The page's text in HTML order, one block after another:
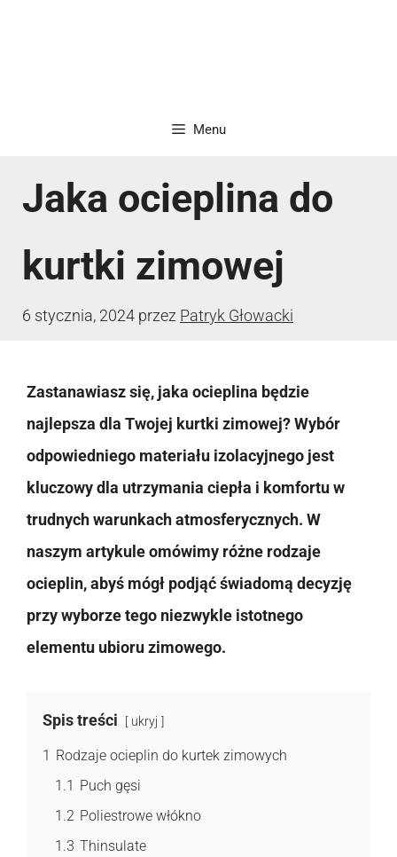
Menu
Jaka ocieplina do
kurtki zimowej
6 stycznia, 2024 przez Patryk Głowacki
Zastanawiasz się, jaka ocieplina będzie
najlepsza dla Twojej kurtki zimowej? Wybór
odpowiedniego materiału izolacyjnego jest
kluczowy dla utrzymania ciepła i komfortu w
trudnych warunkach atmosferycznych. W
naszym artykule omówimy różne rodzaje
ocieplin, abyś mógł podjąć świadomą decyzję
przy wyborze tego niezwykle istotnego
elementu ubioru zimowego.
Spis treści ukryj
1 Rodzaje ocieplin do kurtek zimowych
1.1 Puch gęsi
1.2 Poliestrowe włókno
1.3 Thinsulate